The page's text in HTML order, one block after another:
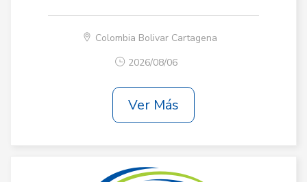
Colombia Bolivar Cartagena
2026/08/06
Ver Más